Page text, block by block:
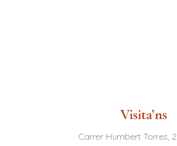
Visita’ns
Carrer Humbert Torres,